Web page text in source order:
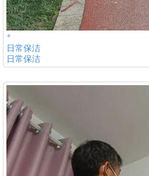
+
日常保洁
日常保洁